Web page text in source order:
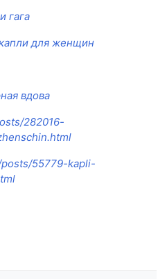
гага
для женщин
вдова
282016-
55779-kapli-